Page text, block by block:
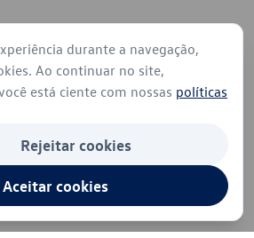
durante a navegação,
Ao continuar no site,
está ciente com nossas políticas
Rejeitar cookies
Aceitar cookies